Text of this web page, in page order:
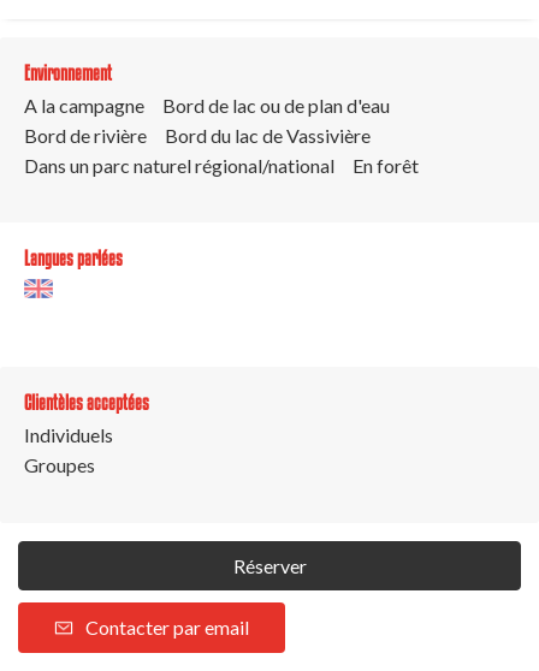
Environnement
A la campagne
Bord de lac ou de plan d'eau
Bord de rivière
Bord du lac de Vassivière
Dans un parc naturel régional/national
En forêt
Langues parlées
Clientèles acceptées
Individuels
Groupes
Réserver
Contacter par email